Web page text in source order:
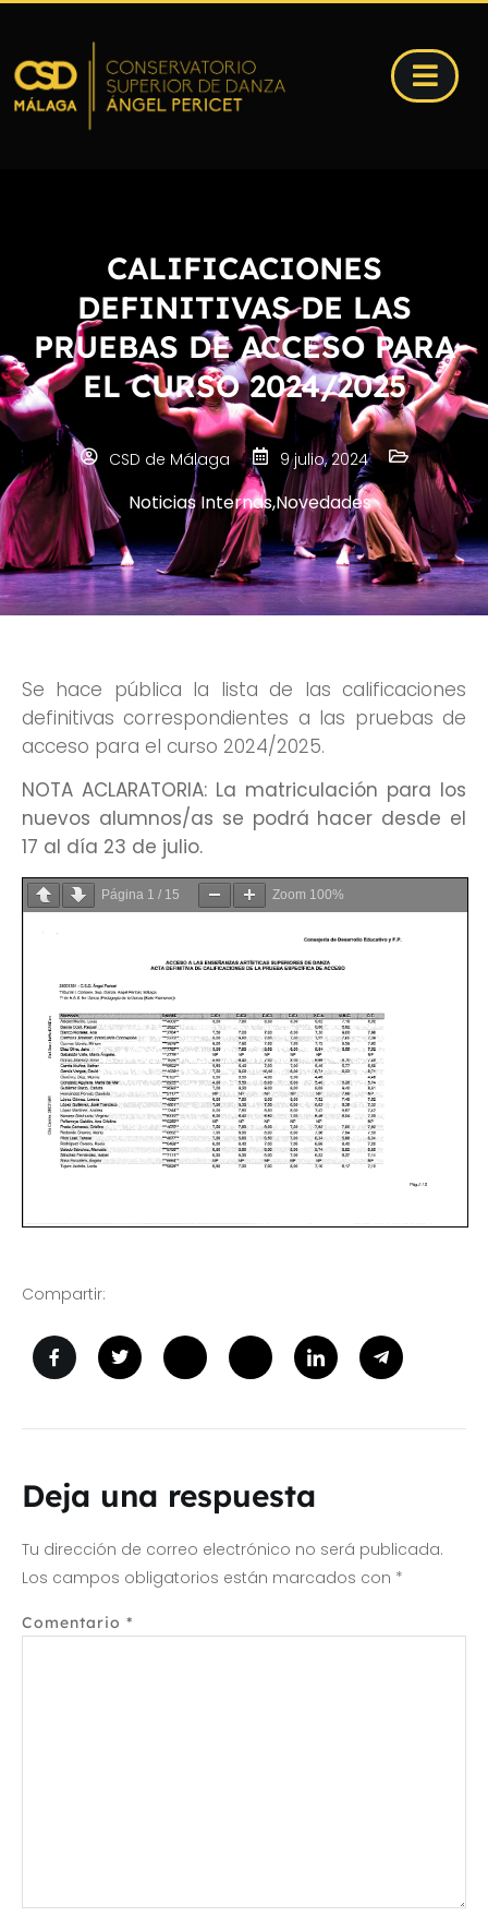
CALIFICACIONES
DEFINITIVAS DE LAS
PRUEBAS DE ACCESO PARA
EL CURSO 2024/2025
CSD de Málaga 9 julio, 2024
Noticias Internas,Novedades
Se hace pública la lista de las calificaciones
definitivas correspondientes a las pruebas de
acceso para el curso 2024/2025.
NOTA ACLARATORIA: La matriculación para los
nuevos alumnos/as se podrá hacer desde el
17 al día 23 de julio.
Página 1 / 15 Zoom 100%
Compartir:
Deja una respuesta
Tu dirección de correo electrónico no será publicada.
Los campos obligatorios están marcados con *
Comentario *